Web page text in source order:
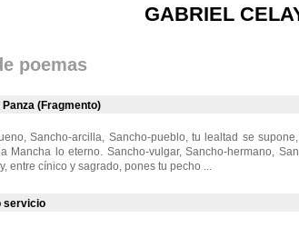
GABRIEL
poemas
(Fragmento)
Sancho-arcilla, Sancho-pueblo, tu lealtad se
Mancha lo eterno. Sancho-vulgar, Sancho-hermano,
entre cínico y sagrado, pones tu pecho ...
servicio